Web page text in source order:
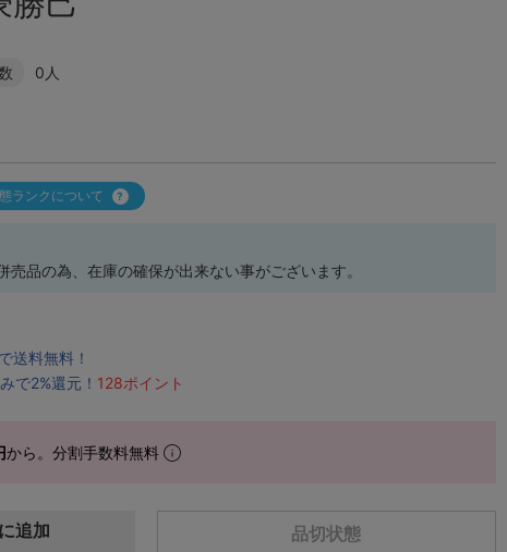
0人
ランクについて
売品の為、在庫の確保が出来ない事がございます。
送料無料！
で2%還元！ 128ポイント
から。分割手数料無料
品切状態
追加